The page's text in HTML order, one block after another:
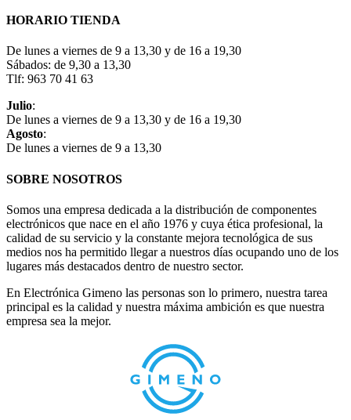
HORARIO TIENDA
De lunes a viernes de 9 a 13,30 y de 16 a 19,30
Sábados: de 9,30 a 13,30
Tlf: 963 70 41 63
Julio:
De lunes a viernes de 9 a 13,30 y de 16 a 19,30
Agosto:
De lunes a viernes de 9 a 13,30
SOBRE NOSOTROS
Somos una empresa dedicada a la distribución de componentes
electrónicos que nace en el año 1976 y cuya ética profesional, la
calidad de su servicio y la constante mejora tecnológica de sus
medios nos ha permitido llegar a nuestros días ocupando uno de los
lugares más destacados dentro de nuestro sector.
En Electrónica Gimeno las personas son lo primero, nuestra tarea
principal es la calidad y nuestra máxima ambición es que nuestra
empresa sea la mejor.